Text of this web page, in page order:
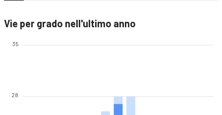
Vie per grado nell'ultimo anno
35
28